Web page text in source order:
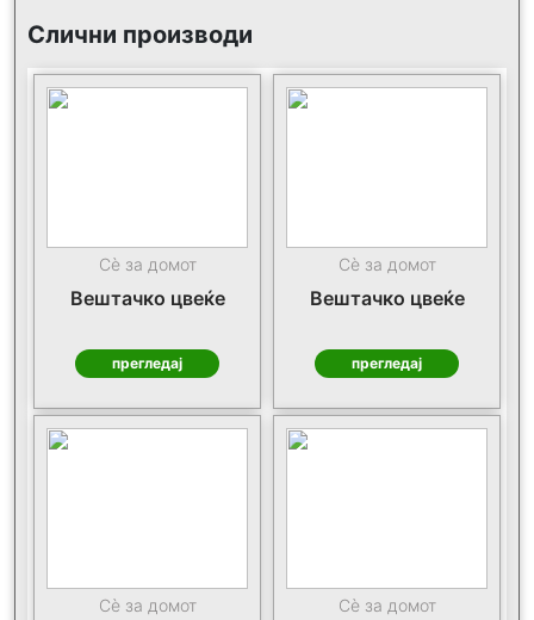
Слични производи
Сè за домот
Вештачко цвеќе
прегледај
Сè за домот
Вештачко цвеќе
прегледај
Сè за домот Сè за домот